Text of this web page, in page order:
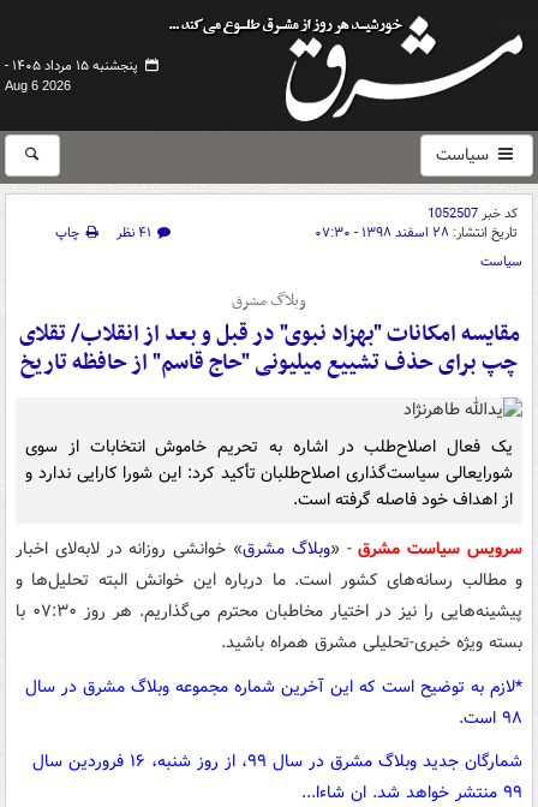
پنجشنبه ۱۵ مرداد ۱۴۰۵ -
Aug 6 2026
سیاست
کد خبر1052507
تاریخ انتشار: ۲۸ اسفند ۱۳۹۸ - ۰۷:۳۰ ۴۱ نظر
چاپ
سیاست
وبلاگ مشرق
مقایسه امکانات "بهزاد نبوی" در قبل و بعد از انقلاب/ تقلای
چپ برای حذف تشییع میلیونی "حاج قاسم" از حافظه تاریخ
یک فعال اصلاح‌طلب در اشاره به تحریم خاموش انتخابات از سوی
شورایعالی سیاست‌گذاری اصلاح‌طلبان تأکید کرد: این شورا کارایی ندارد و
از اهداف خود فاصله گرفته است.
سرویس سیاست مشرق- «وبلاگ مشرق» خوانشی روزانه در لابه‌لای اخبار
و مطالب رسانه‌های کشور است. ما درباره این خوانش البته تحلیل‌ها و
پیشینه‌هایی را نیز در اختیار مخاطبان محترم می‌گذاریم. هر روز ۰۷:۳۰ با
بسته ویژه خبری-تحلیلی مشرق همراه باشید.
*لازم به توضیح است که این آخرین شماره مجموعه وبلاگ مشرق در سال
۹۸ است.
شمارگان جدید وبلاگ مشرق در سال ۹۹، از روز شنبه، ۱۶ فروردین سال
۹۹ منتشر خواهد شد. ان شاءا...